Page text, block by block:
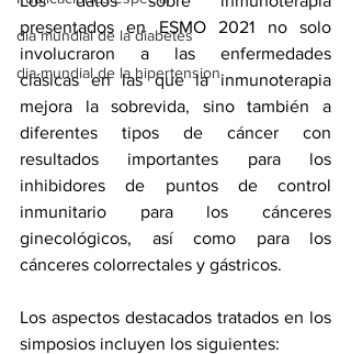
dia mundial de la diabetes
dia mundial de la hipertension
presentados en ESMO 2021 no solo
involucraron a las enfermedades
clásicas en las que la inmunoterapia
mejora la sobrevida, sino también a
diferentes tipos de cáncer con
resultados importantes para los
inhibidores de puntos de control
inmunitario para los cánceres
ginecológicos, así como para los
cánceres colorrectales y gástricos.
Los aspectos destacados tratados en los
simposios incluyen los siguientes: